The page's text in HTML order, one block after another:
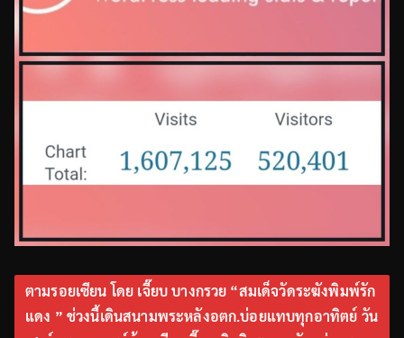
ตามรอยเซียน โดย เจี๊ยบ บางกรวย “สมเด็จวัดระฆังพิมพ์รัก
แดง ” ช่วงนี้เดินสนามพระหลังอตก.บ่อยแทบทุกอาทิตย์ วัน